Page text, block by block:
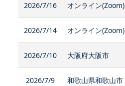
2026/7/16 オンライン(Zoom)
2026/7/14 オンライン(Zoom)
2026/7/10 大阪府大阪市
2026/7/9 和歌山県和歌山市